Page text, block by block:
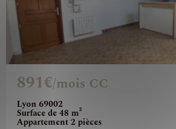
Lyon 69002
Surface de 48 m²
Appartement 2 pièces
891€/mois CC